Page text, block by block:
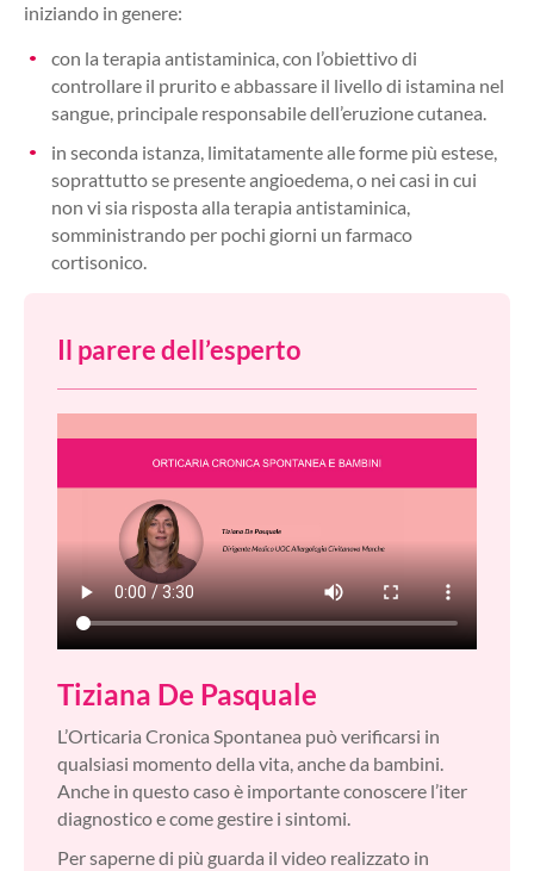
iniziando in genere:
con la terapia antistaminica, con l’obiettivo di
controllare il prurito e abbassare il livello di istamina nel
sangue, principale responsabile dell’eruzione cutanea.
in seconda istanza, limitatamente alle forme più estese,
soprattutto se presente angioedema, o nei casi in cui
non vi sia risposta alla terapia antistaminica,
somministrando per pochi giorni un farmaco
cortisonico.
Il parere dell’esperto
Tiziana De Pasquale
L’Orticaria Cronica Spontanea può verificarsi in
qualsiasi momento della vita, anche da bambini.
Anche in questo caso è importante conoscere l’iter
diagnostico e come gestire i sintomi.
Per saperne di più guarda il video realizzato in